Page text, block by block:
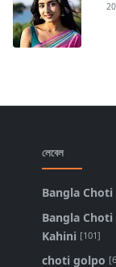
লেবেল
Bangla Choti
Bangla Choti
Kahini [101]
choti golpo